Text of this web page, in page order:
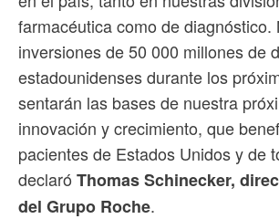
farmacéutica como de diagnóstico.
inversiones de 50 000 millones de
estadounidenses durante los
sentarán las bases de nuestra
innovación y crecimiento, que
pacientes de Estados Unidos y de
declaró Thomas Schinecker,
del Grupo Roche.